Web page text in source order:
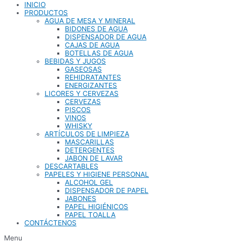
INICIO
PRODUCTOS
AGUA DE MESA Y MINERAL
BIDONES DE AGUA
DISPENSADOR DE AGUA
CAJAS DE AGUA
BOTELLAS DE AGUA
BEBIDAS Y JUGOS
GASEOSAS
REHIDRATANTES
ENERGIZANTES
LICORES Y CERVEZAS
CERVEZAS
PISCOS
VINOS
WHISKY
ARTÍCULOS DE LIMPIEZA
MASCARILLAS
DETERGENTES
JABON DE LAVAR
DESCARTABLES
PAPELES Y HIGIENE PERSONAL
ALCOHOL GEL
DISPENSADOR DE PAPEL
JABONES
PAPEL HIGIÉNICOS
PAPEL TOALLA
CONTÁCTENOS
Menu